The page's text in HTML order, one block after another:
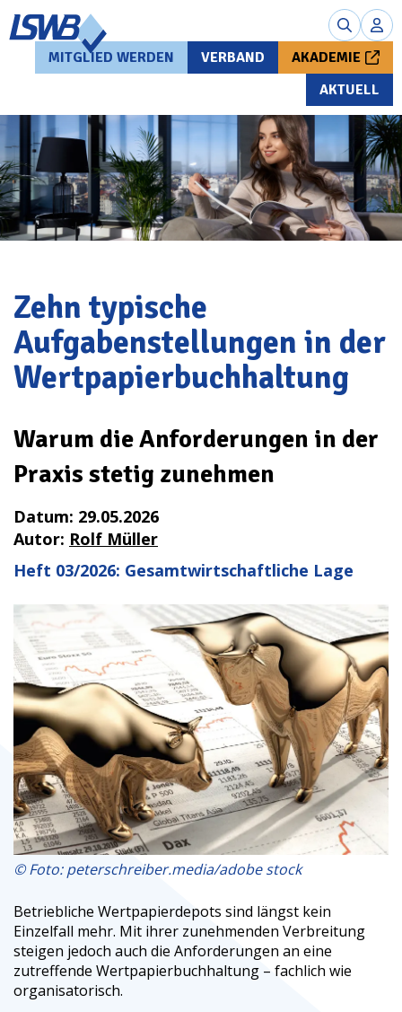
MITGLIED WERDEN VERBAND
AKADEMIE
AKTUELL
Zehn typische
Aufgabenstellungen in der
Wertpapierbuchhaltung
Warum die Anforderungen in der
Praxis stetig zunehmen
Datum: 29.05.2026
Autor: Rolf Müller
Heft 03/2026: Gesamtwirtschaftliche Lage
© Foto: peterschreiber.media/adobe stock
Betriebliche Wertpapierdepots sind längst kein
Einzelfall mehr. Mit ihrer zunehmenden Verbreitung
steigen jedoch auch die Anforderungen an eine
zutreffende Wertpapierbuchhaltung – fachlich wie
organisatorisch.